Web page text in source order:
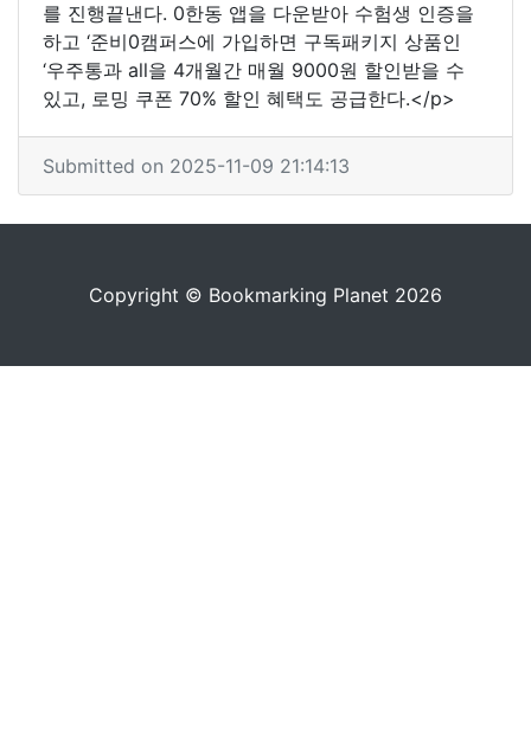
를 진행끝낸다. 0한동 앱을 다운받아 수험생 인증을
하고 ‘준비0캠퍼스에 가입하면 구독패키지 상품인
‘우주통과 all을 4개월간 매월 9000원 할인받을 수
있고, 로밍 쿠폰 70% 할인 혜택도 공급한다.</p>
Submitted on 2025-11-09 21:14:13
Copyright © Bookmarking Planet 2026